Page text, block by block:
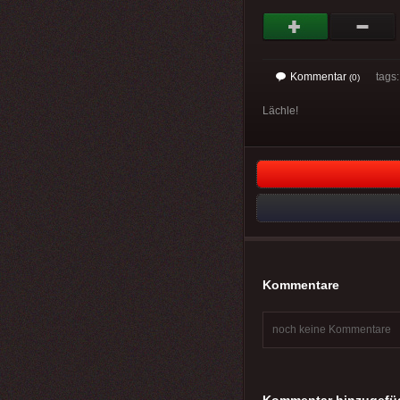
Kommentar (0) tags:
Lächle!
Kommentare
noch keine Kommentare